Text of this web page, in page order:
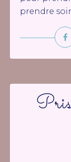
prendre